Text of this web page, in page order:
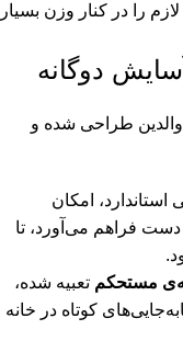
را در کنار وزن بسیار
دوگانه
والدین طراحی شده و
استاندارد، امکان
دست فراهم می‌آورد، تا
مستحکم تعبیه شده،
کوتاه در خانه